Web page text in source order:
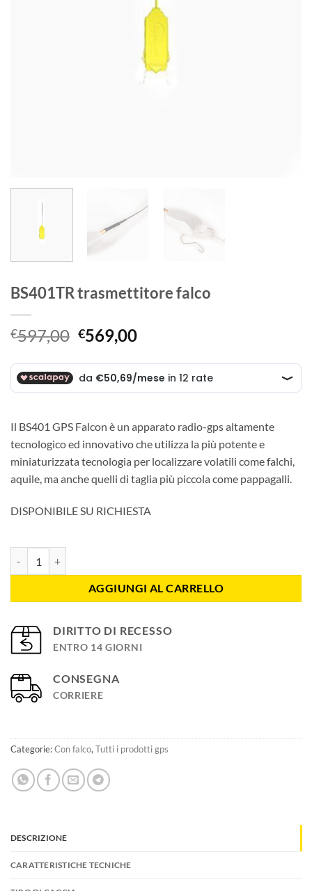
BS401TR trasmettitore falco
€597,00 Il
prezzo
originale
era:
€569,00Il
attuale
è:
Il BS401 GPS Falcon è un apparato radio-gps altamente
tecnologico ed innovativo che utilizza la più potente e
miniaturizzata tecnologia per localizzare volatili come falchi,
aquile, ma anche quelli di taglia più piccola come pappagalli.
DISPONIBILE SU RICHIESTA
AGGIUNGI AL CARRELLO
DIRITTO DI RECESSO
ENTRO 14 GIORNI
CONSEGNA
CORRIERE
Categorie:Con falco, Tutti i prodotti gps
DESCRIZIONE
CARATTERISTICHE TECNICHE